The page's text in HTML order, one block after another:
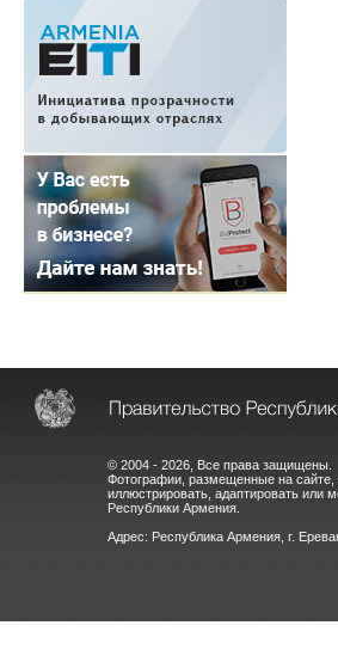
© 2004 - 2026, Все права защищены.
Фотографии, размещенные на
иллюстрировать, адаптировать или
Республики Армения.
Адрес: Республика Армения, г.